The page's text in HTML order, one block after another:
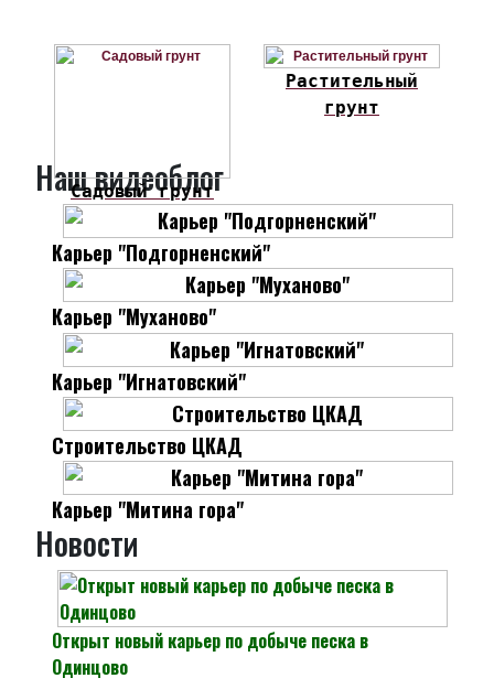
Садовый грунт
Растительный
грунт
Наш видеоблог
Карьер "Подгорненский"
Карьер "Муханово"
Карьер "Игнатовский"
Строительство ЦКАД
Карьер "Митина гора"
Новости
Открыт новый карьер по добыче песка в
Одинцово